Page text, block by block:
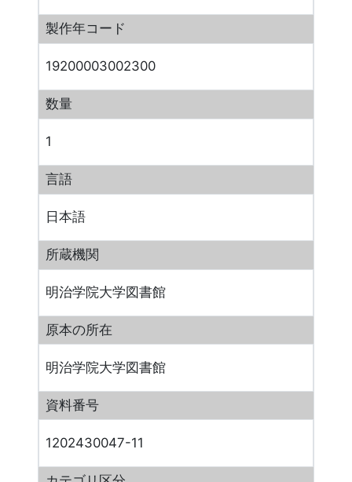
製作年コード
19200003002300
数量
1
言語
日本語
所蔵機関
明治学院大学図書館
原本の所在
明治学院大学図書館
資料番号
1202430047-11